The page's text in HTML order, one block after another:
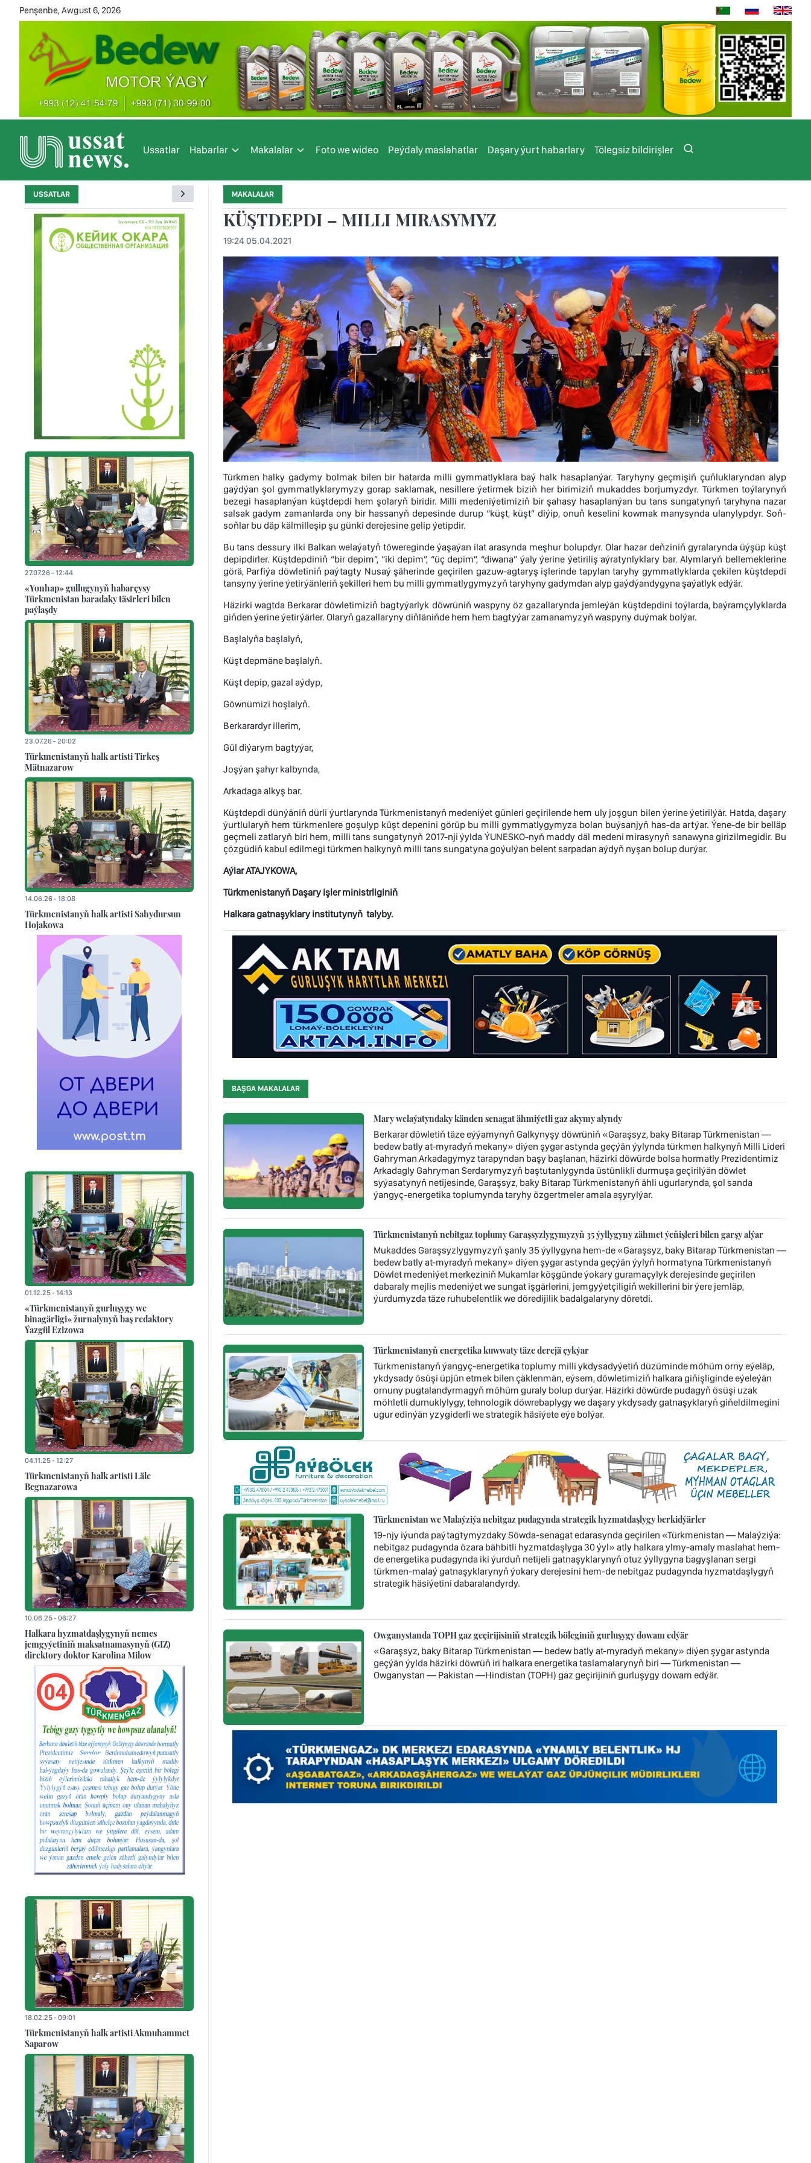
Penşenbe, Awgust 6, 2026
Ussatlar Habarlar Makalalar Foto we wideo Peýdaly maslahatlar Daşary ýurt habarlary Tölegsiz bildirişler
MAKALALAR
KÜŞTDEPDI – MILLI MIRASYMYZ
19:24 05.04.2021
Türkmen halky gadymy bolmak bilen bir hatarda milli gymmatlyklara baý halk hasaplanýar. Taryhyny geçmişiň çuňluklaryndan alyp
gaýdýan şol gymmatlyklarymyzy gorap saklamak, nesillere ýetirmek biziň her birimiziň mukaddes borjumyzdyr. Türkmen toýlarynyň
bezegi hasaplanýan küştdepdi hem şolaryň biridir. Milli medeniýetimiziň bir şahasy hasaplanýan bu tans sungatynyň taryhyna nazar
salsak gadym zamanlarda ony bir hassanyň depesinde durup “küşt, küşt” diýip, onuň keselini kowmak manysynda ulanylypdyr. Soň-
soňlar bu däp kälmilleşip şu günki derejesine gelip ýetipdir.
Bu tans dessury ilki Balkan welaýatyň töwereginde ýaşaýan ilat arasynda meşhur bolupdyr. Olar hazar deňziniň gyralarynda üýşüp küşt
depipdirler. Küştdepdiniň “bir depim”, “iki depim”, “üç depim”, “diwana” ýaly ýerine ýetiriliş aýratynlyklary bar. Alymlaryň bellemeklerine
görä, Parfiýa döwletiniň paýtagty Nusaý şäherinde geçirilen gazuw-agtaryş işlerinde tapylan taryhy gymmatlyklarda çekilen küştdepdi
tansyny ýerine ýetirýänleriň şekilleri hem bu milli gymmatlygymyzyň taryhyny gadymdan alyp gaýdýandygyna şaýatlyk edýär.
Häzirki wagtda Berkarar döwletimiziň bagtyýarlyk döwrüniň waspyny öz gazallarynda jemleýän küştdepdini toýlarda, baýramçylyklarda
giňden ýerine ýetirýärler. Olaryň gazallaryny diňläniňde hem hem bagtyýar zamanamyzyň waspyny duýmak bolýar.
Başlalyňa başlalyň,
Küşt depmäne başlalyň.
Küşt depip, gazal aýdyp,
Göwnümizi hoşlalyň.
Berkarardyr illerim,
Gül diýarym bagtyýar,
Joşýan şahyr kalbynda,
Arkadaga alkyş bar.
Küştdepdi dünýäniň dürli ýurtlarynda Türkmenistanyň medeniýet günleri geçirilende hem uly joşgun bilen ýerine ýetirilýär. Hatda, daşary
ýurtlularyň hem türkmenlere goşulyp küşt depenini görüp bu milli gymmatlygymyza bolan buýsanjyň has-da artýar. Ýene-de bir belläp
geçmeli zatlaryň biri hem, milli tans sungatynyň 2017-nji ýylda ÝUNESKO-nyň maddy däl medeni mirasynyň sanawyna girizilmegidir. Bu
çözgüdiň kabul edilmegi türkmen halkynyň milli tans sungatyna goýulýan belent sarpadan aýdyň nyşan bolup durýar.
Aýlar ATAJYKOWA,
Türkmenistanyň Daşary işler ministrliginiň
Halkara gatnaşyklary institutynyň talyby.
BAŞGA MAKALALAR
Mary welaýatyndaky känden senagat ähmiýetli gaz akymy alyndy
Berkarar döwletiň täze eýýamynyň Galkynyşy döwrüniň «Garaşsyz, baky Bitarap Türkmenistan —
bedew batly at-myradyň mekany» diýen şygar astynda geçýän ýylynda türkmen halkynyň Milli Lideri
Gahryman Arkadagymyz tarapyndan başy başlanan, häzirki döwürde bolsa hormatly Prezidentimiz
Arkadagly Gahryman Serdarymyzyň baştutanlygynda üstünlikli durmuşa geçirilýän döwlet
syýasatynyň netijesinde, Garaşsyz, baky Bitarap Türkmenistanyň ähli ugurlarynda, şol sanda
ýangyç-energetika toplumynda taryhy özgertmeler amala aşyrylýar.
Türkmenistanyň nebitgaz toplumy Garaşsyzlygymyzyň 35 ýyllygyny zähmet ýeňişleri bilen garşy alýar
Mukaddes Garaşsyzlygymyzyň şanly 35 ýyllygyna hem-de «Garaşsyz, baky Bitarap Türkmenistan —
bedew batly at-myradyň mekany» diýen şygar astynda geçýän ýylyň hormatyna Türkmenistanyň
Döwlet medeniýet merkeziniň Mukamlar köşgünde ýokary guramaçylyk derejesinde geçirilen
dabaraly mejlis medeniýet we sungat işgärlerini, jemgyýetçiligiň wekillerini bir ýere jemläp,
ýurdumyzda täze ruhubelentlik we döredijilik badalgalaryny döretdi.
Türkmenistanyň energetika kuwwaty täze derejä çykýar
Türkmenistanyň ýangyç-energetika toplumy milli ykdysadyýetiň düzüminde möhüm orny eýeläp,
ykdysady ösüşi üpjün etmek bilen çäklenmän, eýsem, döwletimiziň halkara giňişliginde eýeleýän
ornuny pugtalandyrmagyň möhüm guraly bolup durýar. Häzirki döwürde pudagyň ösüşi uzak
möhletli durnuklylygy, tehnologik döwrebaplygy we daşary ykdysady gatnaşyklaryň giňeldilmegini
ugur edinýän yzygiderli we strategik häsiýete eýe bolýar.
Türkmenistan we Malaýziýa nebitgaz pudagynda strategik hyzmatdaşlygy berkidýärler
19-njy iýunda paýtagtymyzdaky Söwda-senagat edarasynda geçirilen «Türkmenistan — Malaýziýa:
nebitgaz pudagynda özara bähbitli hyzmatdaşlyga 30 ýyl» atly halkara ylmy-amaly maslahat hem-
de energetika pudagynda iki ýurduň netijeli gatnaşyklarynyň otuz ýyllygyna bagyşlanan sergi
türkmen-malaý gatnaşyklarynyň ýokary derejesini hem-de nebitgaz pudagynda hyzmatdaşlygyň
strategik häsiýetini dabaralandyrdy.
Owganystanda TOPH gaz geçirijisiniň strategik böleginiň gurluşygy dowam edýär
«Garaşsyz, baky Bitarap Türkmenistan — bedew batly at-myradyň mekany» diýen şygar astynda
geçýän ýylda häzirki döwrüň iri halkara energetika taslamalarynyň biri — Türkmenistan —
Owganystan — Pakistan —Hindistan (TOPH) gaz geçirijiniň gurluşygy dowam edýär.
USSATLAR
27.07.26 - 12:44
«Yonhap» gullugynyň habarçysy
Türkmenistan baradaky täsirleri bilen
paýlaşdy
23.07.26 - 20:02
Türkmenistanyň halk artisti Tirkeş
Mätnazarow
14.06.26 - 18:08
Türkmenistanyň halk artisti Sahydursun
Hojakowa
01.12.25 - 14:13
«Türkmenistanyň gurluşygy we
binagärligi» žurnalynyň baş redaktory
Ýazgül Ezizowa
04.11.25 - 12:27
Türkmenistanyň halk artisti Läle
Begnazarowa
10.06.25 - 06:27
Halkara hyzmatdaşlygynyň nemes
jemgyýetiniň maksatnamasynyň (GIZ)
direktory doktor Karolina Milow
18.02.25 - 09:01
Türkmenistanyň halk artisti Akmuhammet
Saparow